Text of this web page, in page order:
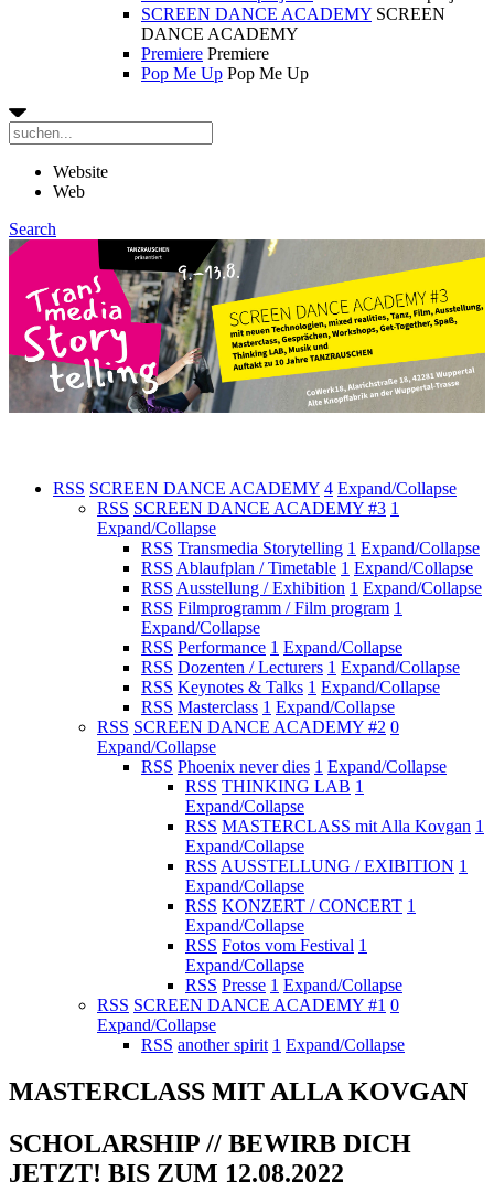
SCREEN DANCE ACADEMY SCREEN
DANCE ACADEMY
Premiere Premiere
Pop Me Up Pop Me Up
Website
Web
Search
RSS SCREEN DANCE ACADEMY 4 Expand/Collapse
RSS SCREEN DANCE ACADEMY #3 1
Expand/Collapse
RSS Transmedia Storytelling 1 Expand/Collapse
RSS Ablaufplan / Timetable 1 Expand/Collapse
RSS Ausstellung / Exhibition 1 Expand/Collapse
RSS Filmprogramm / Film program 1
Expand/Collapse
RSS Performance 1 Expand/Collapse
RSS Dozenten / Lecturers 1 Expand/Collapse
RSS Keynotes & Talks 1 Expand/Collapse
RSS Masterclass 1 Expand/Collapse
RSS SCREEN DANCE ACADEMY #2 0
Expand/Collapse
RSS Phoenix never dies 1 Expand/Collapse
RSS THINKING LAB 1
Expand/Collapse
RSS MASTERCLASS mit Alla Kovgan 1
Expand/Collapse
RSS AUSSTELLUNG / EXIBITION 1
Expand/Collapse
RSS KONZERT / CONCERT 1
Expand/Collapse
RSS Fotos vom Festival 1
Expand/Collapse
RSS Presse 1 Expand/Collapse
RSS SCREEN DANCE ACADEMY #1 0
Expand/Collapse
RSS another spirit 1 Expand/Collapse
MASTERCLASS MIT ALLA KOVGAN
SCHOLARSHIP // BEWIRB DICH
JETZT! BIS ZUM 12.08.2022